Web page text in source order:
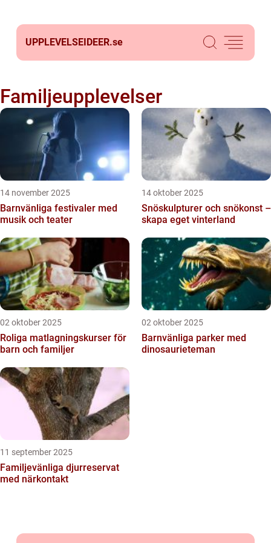
UPPLEVELSEIDEER.se
Familjeupplevelser
14 november 2025
Barnvänliga festivaler med
musik och teater
14 oktober 2025
Snöskulpturer och snökonst –
skapa eget vinterland
02 oktober 2025
Roliga matlagningskurser för
barn och familjer
02 oktober 2025
Barnvänliga parker med
dinosaurieteman
11 september 2025
Familjevänliga djurreservat
med närkontakt